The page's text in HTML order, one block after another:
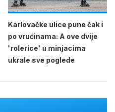
Karlovačke ulice pune čak i
po vrućinama: A ove dvije
'rolerice' u minjacima
ukrale sve poglede